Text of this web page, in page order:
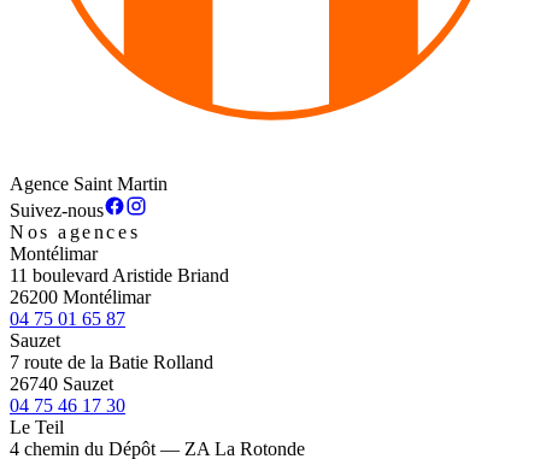
Agence Saint Martin
Suivez-nous
Nos agences
Montélimar
11 boulevard Aristide Briand
26200 Montélimar
04 75 01 65 87
Sauzet
7 route de la Batie Rolland
26740 Sauzet
04 75 46 17 30
Le Teil
4 chemin du Dépôt — ZA La Rotonde